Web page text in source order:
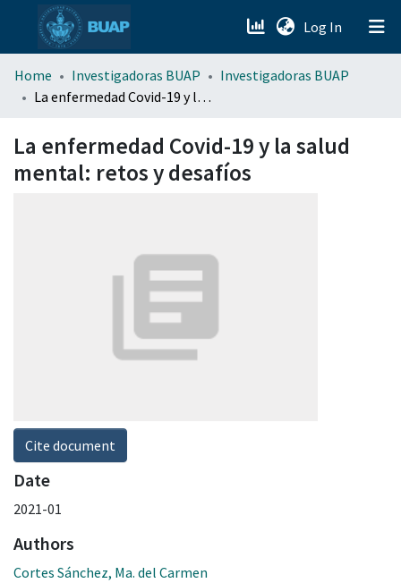
Log In (current)
menu.section.about_menu
Home Investigadoras BUAP
Investigadoras BUAP
La enfermedad Covid-19 y la salud mental: retos y desafíos
La enfermedad Covid-19 y la salud
mental: retos y desafíos
Cite document
Date
2021-01
Authors
Cortes Sánchez, Ma. del Carmen